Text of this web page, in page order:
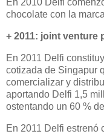
En 2010 Delfi
chocolate con la
+ 2011: joint venture
En 2011 Delfi
cotizada de Singapur
comercializar y
aportando Delfi 1,5
ostentando un 60 %
En 2011 Delfi estrenó